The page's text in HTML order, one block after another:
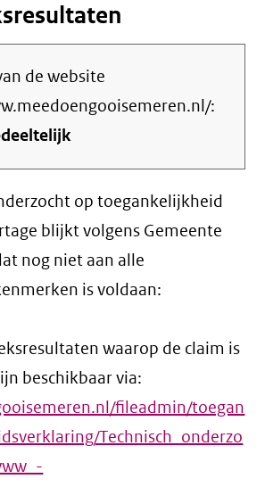
de website
:
op toegankelijkheid
blijkt volgens Gemeente
nog niet aan alle
is voldaan:
waarop de claim is
beschikbaar via:
fileadmin/toegan
Technisch_onderzo